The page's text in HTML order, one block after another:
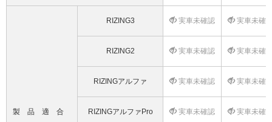
製品適合
RIZING3 実車未確認 実車未確
RIZING2 実車未確認 実車未確
RIZINGアルファ 実車未確認 実車未確
RIZINGアルファPro 実車未確認 実車未確